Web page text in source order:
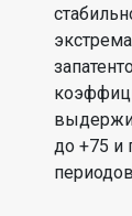
до +75 и